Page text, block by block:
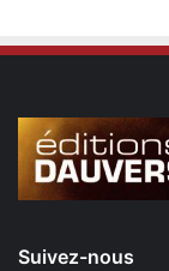
Suivez-nous